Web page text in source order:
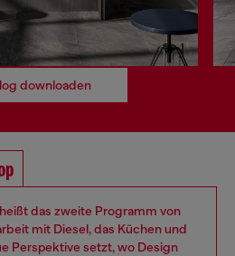
downloaden
das zweite Programm von
mit Diesel, das Küchen und
Perspektive setzt, wo Design